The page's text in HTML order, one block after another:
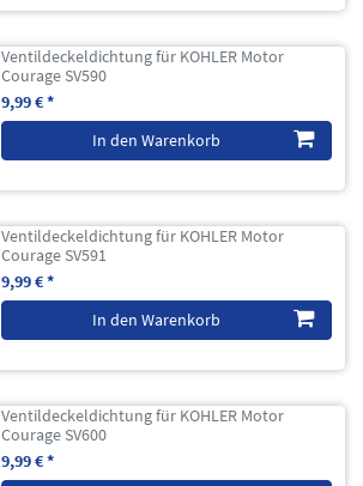
Ventildeckeldichtung für KOHLER Motor
Courage SV590
9,99 € *
In den Warenkorb
Ventildeckeldichtung für KOHLER Motor
Courage SV591
9,99 € *
In den Warenkorb
Ventildeckeldichtung für KOHLER Motor
Courage SV600
9,99 € *